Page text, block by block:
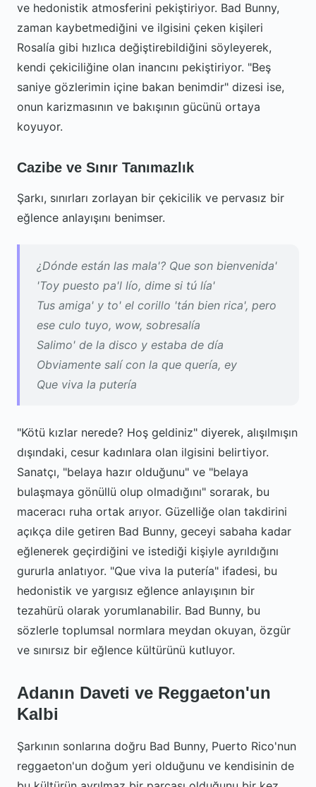
ve hedonistik atmosferini pekiştiriyor. Bad Bunny,
zaman kaybetmediğini ve ilgisini çeken kişileri
Rosalía gibi hızlıca değiştirebildiğini söyleyerek,
kendi çekiciliğine olan inancını pekiştiriyor. "Beş
saniye gözlerimin içine bakan benimdir" dizesi ise,
onun karizmasının ve bakışının gücünü ortaya
koyuyor.
Cazibe ve Sınır Tanımazlık
Şarkı, sınırları zorlayan bir çekicilik ve pervasız bir
eğlence anlayışını benimser.
¿Dónde están las mala'? Que son bienvenida'
'Toy puesto pa'l lío, dime si tú lía'
Tus amiga' y to' el corillo 'tán bien rica', pero
ese culo tuyo, wow, sobresalía
Salimo' de la disco y estaba de día
Obviamente salí con la que quería, ey
Que viva la putería
"Kötü kızlar nerede? Hoş geldiniz" diyerek, alışılmışın
dışındaki, cesur kadınlara olan ilgisini belirtiyor.
Sanatçı, "belaya hazır olduğunu" ve "belaya
bulaşmaya gönüllü olup olmadığını" sorarak, bu
maceracı ruha ortak arıyor. Güzelliğe olan takdirini
açıkça dile getiren Bad Bunny, geceyi sabaha kadar
eğlenerek geçirdiğini ve istediği kişiyle ayrıldığını
gururla anlatıyor. "Que viva la putería" ifadesi, bu
hedonistik ve yargısız eğlence anlayışının bir
tezahürü olarak yorumlanabilir. Bad Bunny, bu
sözlerle toplumsal normlara meydan okuyan, özgür
ve sınırsız bir eğlence kültürünü kutluyor.
Adanın Daveti ve Reggaeton'un
Kalbi
Şarkının sonlarına doğru Bad Bunny, Puerto Rico'nun
reggaeton'un doğum yeri olduğunu ve kendisinin de